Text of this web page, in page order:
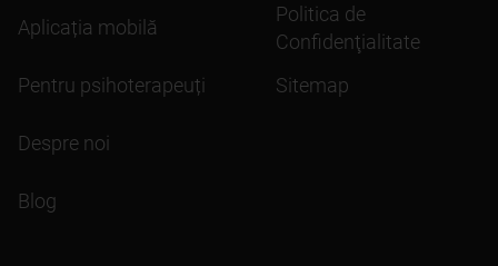
Aplicația mobilă
Pentru psihoterapeuți
Despre noi
Blog
Politica de
Confidenţialitate
Sitemap